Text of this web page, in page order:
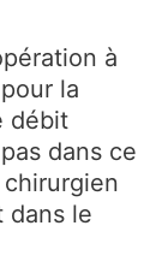
à
la
débit
dans ce
dans le